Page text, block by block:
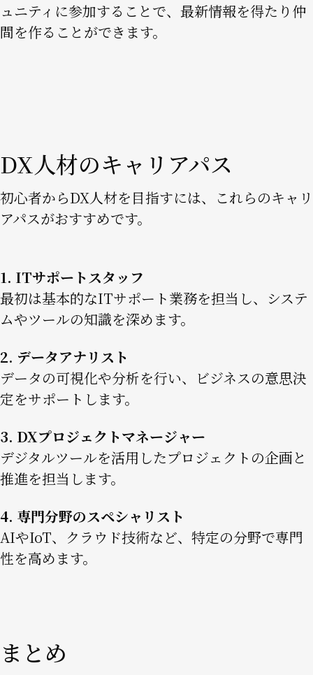
ュニティに参加することで、最新情報を得たり仲
間を作ることができます。
DX人材のキャリアパス
初心者からDX人材を目指すには、これらのキャリ
アパスがおすすめです。
1. ITサポートスタッフ
最初は基本的なITサポート業務を担当し、システ
ムやツールの知識を深めます。
2. データアナリスト
データの可視化や分析を行い、ビジネスの意思決
定をサポートします。
3. DXプロジェクトマネージャー
デジタルツールを活用したプロジェクトの企画と
推進を担当します。
4. 専門分野のスペシャリスト
AIやIoT、クラウド技術など、特定の分野で専門
性を高めます。
まとめ